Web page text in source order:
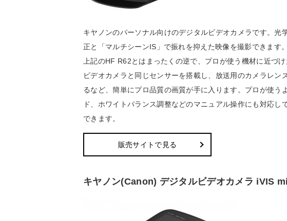
キヤノンのパーソナル向けのデジタルビデオカメラです。光
正と「マルチシーンIS」で振れを抑えた映像を撮影できます。
上記のHF R62とはまったくの逆で、プロが使う機材に近づ
ビデオカメラと同じセンサーを搭載し、放送用のカメラレン
るなど、簡単にプロ品質の画質が手に入ります。プロが使う
ド、ホワイトバランス調整などのマニュアル操作にも対応
できます。
販売サイトで見る
キヤノン(Canon) デジタルビデオカメラ iVIS